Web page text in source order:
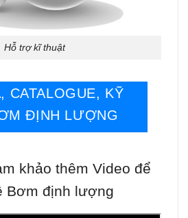
Hỗ trợ kĩ thuật
CATALOGUE, KỸ
ĐỊNH LƯỢNG
khảo thêm Video để
Bơm định lượng